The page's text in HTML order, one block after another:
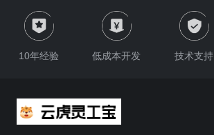
10年经验 低成本开发 技术支持